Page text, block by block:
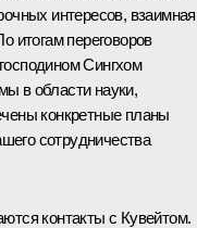
интересов, взаимная
итогам переговоров
Сингхом
в области науки,
конкретные планы
сотрудничества
контакты с Кувейтом.